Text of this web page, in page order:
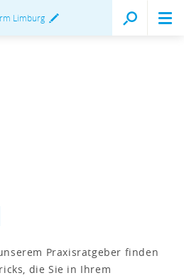
Limburg
Praxisratgeber finden
die Sie in Ihrem